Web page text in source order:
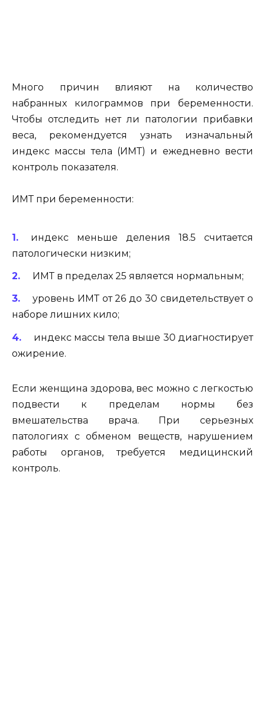
Много причин влияют на количество
набранных килограммов при беременности.
Чтобы отследить нет ли патологии прибавки
веса, рекомендуется узнать изначальный
индекс массы тела (ИМТ) и ежедневно вести
контроль показателя.
ИМТ при беременности:
индекс меньше деления 18.5 считается
патологически низким;
ИМТ в пределах 25 является нормальным;
уровень ИМТ от 26 до 30 свидетельствует о
наборе лишних кило;
индекс массы тела выше 30 диагностирует
ожирение.
Если женщина здорова, вес можно с легкостью
подвести к пределам нормы без
вмешательства врача. При серьезных
патологиях с обменом веществ, нарушением
работы органов, требуется медицинский
контроль.